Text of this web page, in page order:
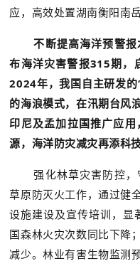
应，高效处置湖南衡阳南
不断提高海洋预警
布海洋灾害警报315期，
2024年，我国自主研发的
的海浪模式，在汛期台风
印尼及孟加拉国推广应
源，海洋防灾减灾再添科技
强化林草灾害防控
草原防灭火工作，通过健
设施建设及宣传培训，
国森林火灾次数同比下降
减少。林业有害生物监测